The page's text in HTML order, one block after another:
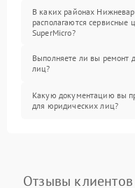
В каких районах
располагаются сервисные
SuperMicro?
Выполняете ли вы ремонт
лиц?
Какую документацию вы
для юридических лиц?
Отзывы